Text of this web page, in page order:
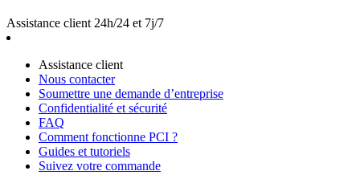
Assistance client 24h/24 et 7j/7
Assistance client
Nous contacter
Soumettre une demande d’entreprise
Confidentialité et sécurité
FAQ
Comment fonctionne PCI ?
Guides et tutoriels
Suivez votre commande